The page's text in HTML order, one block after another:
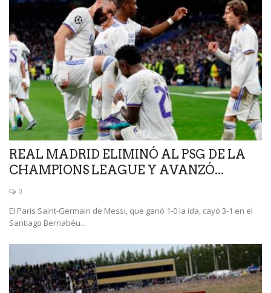
REAL MADRID ELIMINÓ AL PSG DE LA
CHAMPIONS LEAGUE Y AVANZÓ...
0
El Paris Saint-Germain de Messi, que ganó 1-0 la ida, cayó 3-1 en el
Santiago Bernabéu...